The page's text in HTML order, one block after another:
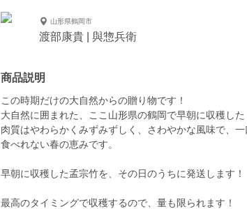
山形県鶴岡市
渡部康貴 | 與惣兵衛
商品説明
この時期だけの大自然からの贈り物です！
大自然に囲まれた、ここ山形県の鶴岡で早朝に収穫し
肉質はやわらかくみずみずしく、さわやかな風味で、
食べれない春の恵みです。
早朝に収穫した孟宗竹を、その日のうちに発送します！
最高のタイミングで収穫するので、量も限られます！